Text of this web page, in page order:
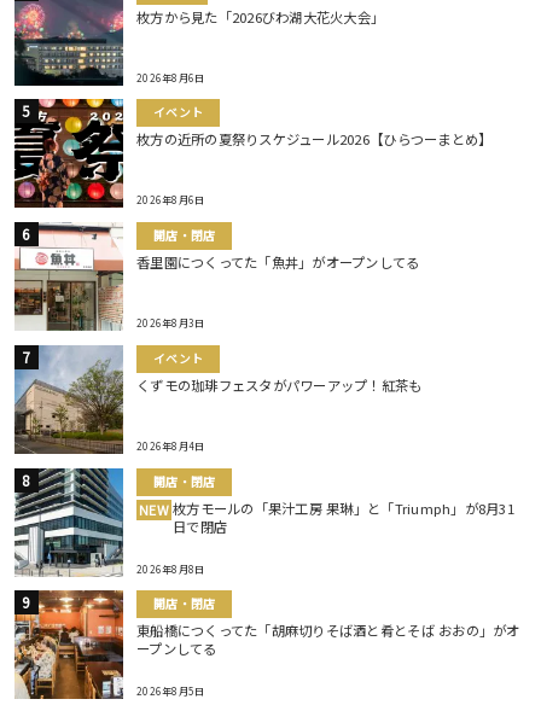
枚方から見た「2026びわ湖大花火大会」
2026年8月6日
イベント
枚方の近所の夏祭りスケジュール2026【ひらつーまとめ】
2026年8月6日
開店・閉店
香里園につくってた「魚丼」がオープンしてる
2026年8月3日
イベント
くずモの珈琲フェスタがパワーアップ！紅茶も
2026年8月4日
開店・閉店
NEW 枚方モールの「果汁工房 果琳」と「Triumph」が8月31
日で閉店
2026年8月8日
開店・閉店
東船橋につくってた「胡麻切りそば酒と肴とそば おおの」がオ
ープンしてる
2026年8月5日